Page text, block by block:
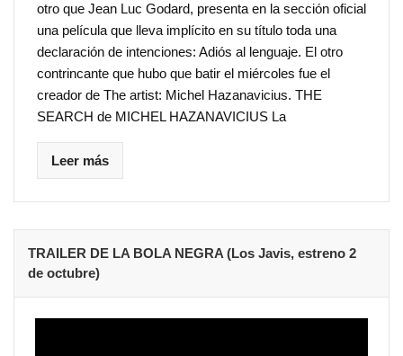
otro que Jean Luc Godard, presenta en la sección oficial
una película que lleva implícito en su título toda una
declaración de intenciones: Adiós al lenguaje. El otro
contrincante que hubo que batir el miércoles fue el
creador de The artist: Michel Hazanavicius. THE
SEARCH de MICHEL HAZANAVICIUS La
Leer más
TRAILER DE LA BOLA NEGRA (Los Javis, estreno 2
de octubre)